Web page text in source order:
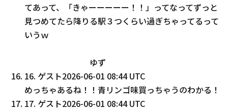
てあって、「きゃーーーーー！！」ってなってずっと
見つめてたら降りる駅３つくらい過ぎちゃってるって
いうｗ
ゆず
16. ゲスト2026-06-01 08:44 UTC
めっちゃあるね！！青リンゴ味買っちゃうのわかる！
17. ゲスト2026-06-01 08:44 UTC